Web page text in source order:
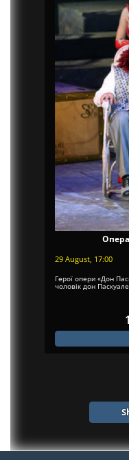
29 August, 17:00
Герої опери «Дон
чоловік дон